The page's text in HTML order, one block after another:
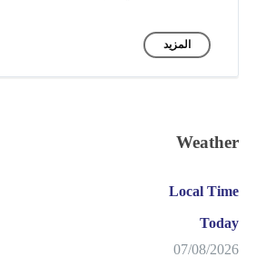
المزيد
Weather
Local Time
Today
07/08/2026